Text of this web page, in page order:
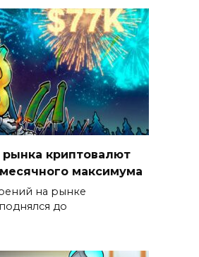
рынка криптовалют
максимума
на рынке
до